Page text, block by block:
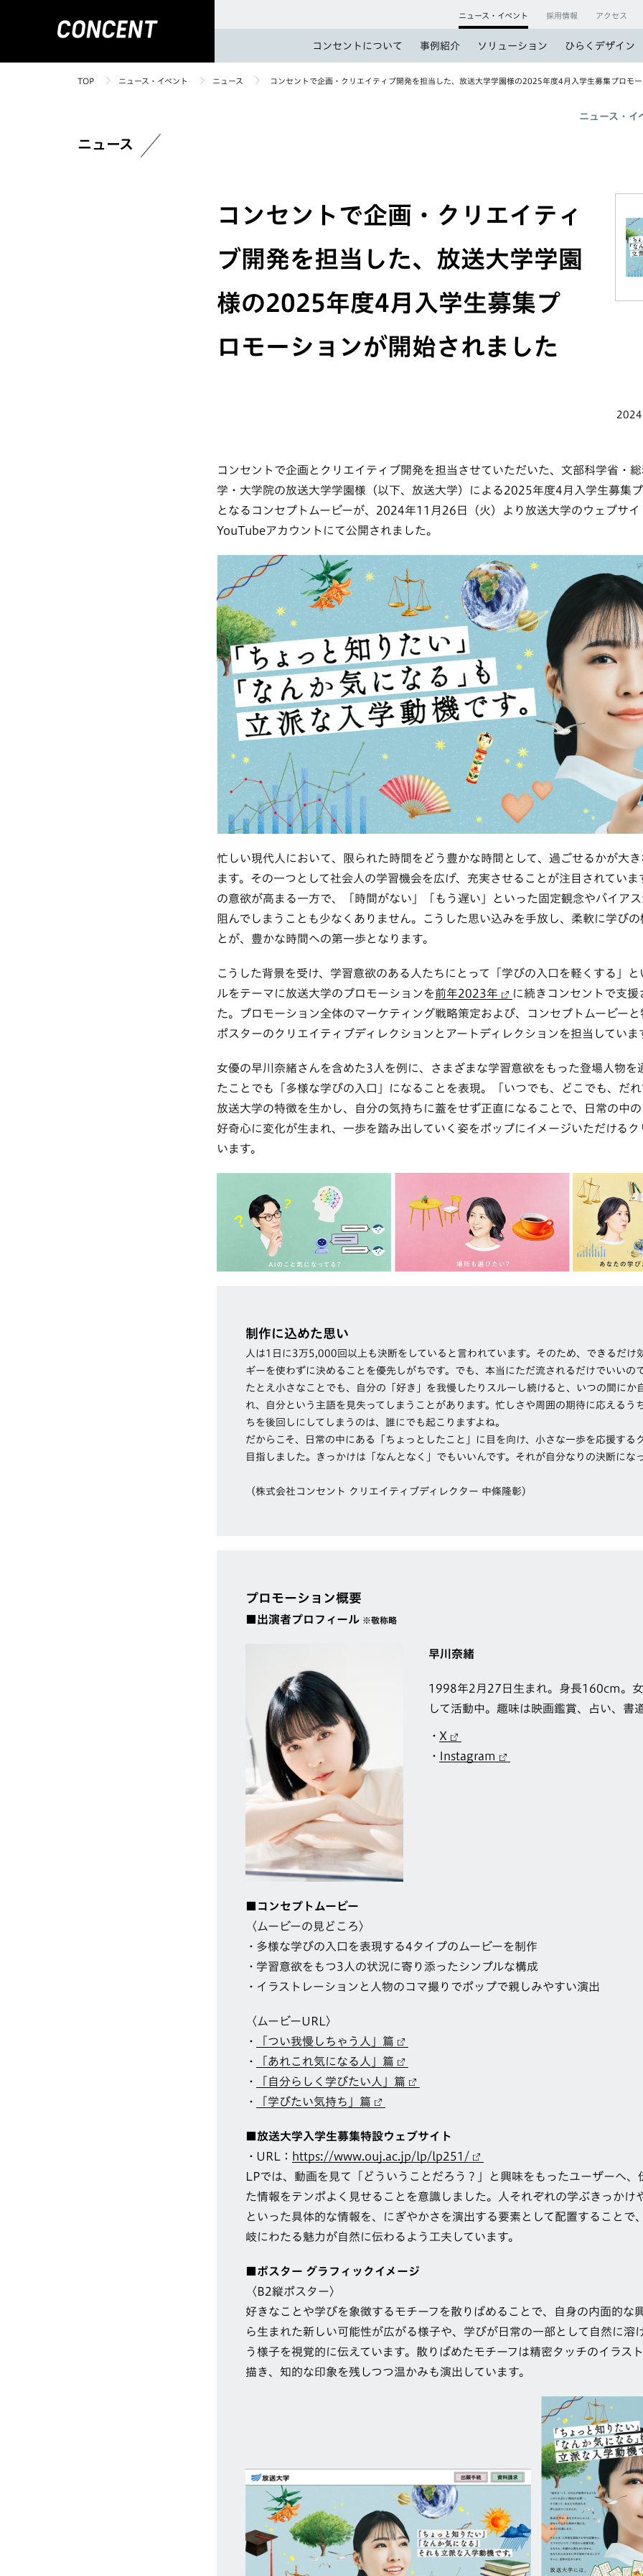
コンセントについて 事例紹介 ソリューション ひらくデザイン
ニュース・イベント 採用情報 アクセス
TOP ニュース・イベント ニュース コンセントで企画・クリエイティブ開発を担当した、放送大学学園様の2025年度4月入学生募集プロモ
ニュース・イ
ニュース
コンセントで企画・クリエイティ
ブ開発を担当した、放送大学学園
様の2025年度4月入学生募集プ
ロモーションが開始されました
コンセントで企画とクリエイティブ開発を担当させていただいた、文部科学省・
学・大学院の放送大学学園様（以下、放送大学）による2025年度4月入学生募集
となるコンセプトムービーが、2024年11月26日（火）より放送大学のウェブサイ
YouTubeアカウントにて公開されました。
忙しい現代人において、限られた時間をどう豊かな時間として、過ごせるかが大
ます。その一つとして社会人の学習機会を広げ、充実させることが注目されていま
の意欲が高まる一方で、「時間がない」「もう遅い」といった固定観念やバイア
阻んでしまうことも少なくありません。こうした思い込みを手放し、柔軟に学び
とが、豊かな時間への第一歩となります。
こうした背景を受け、学習意欲のある人たちにとって「学びの入口を軽くする」
ルをテーマに放送大学のプロモーションを前年2023年
に続きコンセントで支援
た。プロモーション全体のマーケティング戦略策定および、コンセプトムービーと
ポスターのクリエイティブディレクションとアートディレクションを担当していま
女優の早川奈緒さんを含めた3人を例に、さまざまな学習意欲をもった登場人物を
たことでも「多様な学びの入口」になることを表現。「いつでも、どこでも、だれ
放送大学の特徴を生かし、自分の気持ちに蓋をせず正直になることで、日常の中
好奇心に変化が生まれ、一歩を踏み出していく姿をポップにイメージいただけるク
います。
制作に込めた思い
人は1日に3万5,000回以上も決断をしていると言われています。そのため、できるだけ
ギーを使わずに決めることを優先しがちです。でも、本当にただ流されるだけでいい
たとえ小さなことでも、自分の「好き」を我慢したりスルーし続けると、いつの間にか
れ、自分という主語を見失ってしまうことがあります。忙しさや周囲の期待に応えるう
ちを後回しにしてしまうのは、誰にでも起こりますよね。
だからこそ、日常の中にある「ちょっとしたこと」に目を向け、小さな一歩を応援する
目指しました。きっかけは「なんとなく」でもいいんです。それが自分なりの決断にな
（株式会社コンセント クリエイティブディレクター 中條隆彰）
プロモーション概要
■出演者プロフィール ※敬称略
早川奈緒
1998年2月27日生まれ。身長160cm。女
して活動中。趣味は映画鑑賞、占い、書道
X
Instagram
■コンセプトムービー
〈ムービーの見どころ〉
多様な学びの入口を表現する4タイプのムービーを制作
学習意欲をもつ3人の状況に寄り添ったシンプルな構成
イラストレーションと人物のコマ撮りでポップで親しみやすい演出
〈ムービーURL〉
「つい我慢しちゃう人」篇
「あれこれ気になる人」篇
「自分らしく学びたい人」篇
「学びたい気持ち」篇
■放送大学入学生募集特設ウェブサイト
URL：
https://www.ouj.ac.jp/lp/lp251/
LPでは、動画を見て「どういうことだろう？」と興味をもったユーザーへ、
た情報をテンポよく見せることを意識しました。人それぞれの学ぶきっかけ
といった具体的な情報を、にぎやかさを演出する要素として配置することで
岐にわたる魅力が自然に伝わるよう工夫しています。
■ポスター グラフィックイメージ
〈B2縦ポスター〉
好きなことや学びを象徴するモチーフを散りばめることで、自身の内面的な
ら生まれた新しい可能性が広がる様子や、学びが日常の一部として自然に溶
う様子を視覚的に伝えています。散りばめたモチーフは精密タッチのイラス
描き、知的な印象を残しつつ温かみも演出しています。